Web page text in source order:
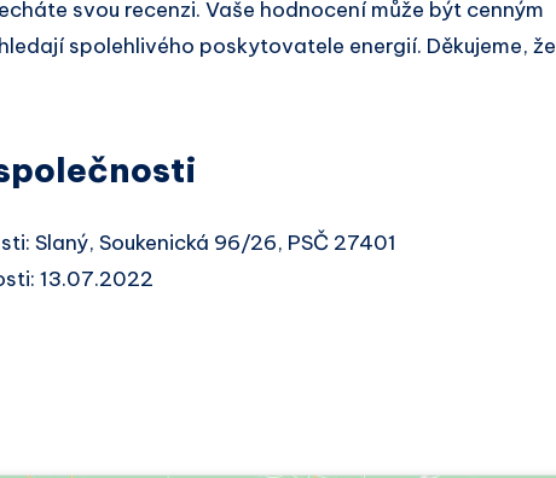
svou recenzi. Vaše hodnocení může být cenným
spolehlivého poskytovatele energií. Děkujeme, že
Slaný, Soukenická 96/26, PSČ 27401
13.07.2022